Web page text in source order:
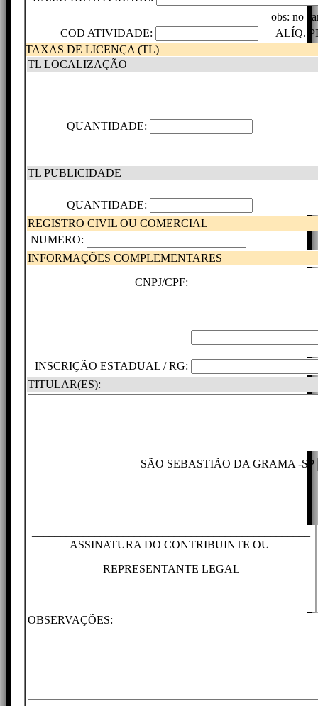
obs: no
COD ATIVIDADE:
ALÍQ.
TAXAS DE LICENÇA (TL)
TL LOCALIZAÇÃO
QUANTIDADE:
TL PUBLICIDADE
QUANTIDADE:
REGISTRO CIVIL OU COMERCIAL
NUMERO:
INFORMAÇÕES COMPLEMENTARES
CNPJ/CPF:
INSCRIÇÃO ESTADUAL / RG:
TITULAR(ES):
SÃO SEBASTIÃO DA GRAMA -SP
ASSINATURA DO CONTRIBUINTE OU
REPRESENTANTE LEGAL
OBSERVAÇÕES: